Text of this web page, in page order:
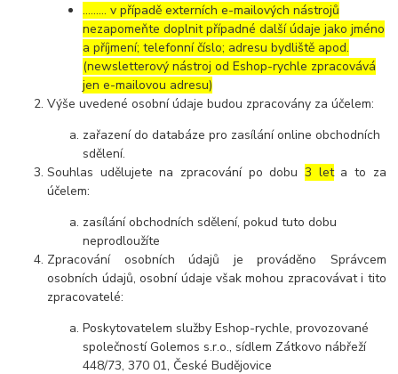
……… v případě externích e-mailových nástrojů
nezapomeňte doplnit případné další údaje jako jméno
a příjmení; telefonní číslo; adresu bydliště apod.
(newsletterový nástroj od Eshop-rychle zpracovává
jen e-mailovou adresu)
Výše uvedené osobní údaje budou zpracovány za účelem:
zařazení do databáze pro zasílání online obchodních
sdělení.
Souhlas udělujete na zpracování po dobu3 leta to za
účelem:
zasílání obchodních sdělení, pokud tuto dobu
neprodloužíte
Zpracování osobních údajů je prováděno Správcem
osobních údajů, osobní údaje však mohou zpracovávat i tito
zpracovatelé:
Poskytovatelem služby Eshop-rychle, provozované
společností Golemos s.r.o., sídlem Zátkovo nábřeží
448/73, 370 01, České Budějovice